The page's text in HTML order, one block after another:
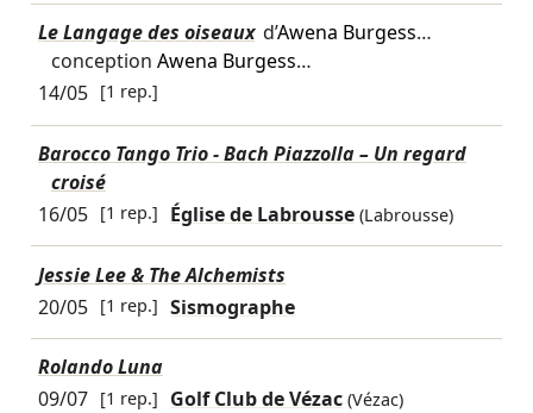
Le Langage des oiseaux d’Awena Burgess…
conception Awena Burgess…
14/05 [1 rep.]
Barocco Tango Trio - Bach Piazzolla – Un regard
croisé
16/05 [1 rep.] Église de Labrousse (Labrousse)
Jessie Lee & The Alchemists
20/05 [1 rep.] Sismographe
Rolando Luna
09/07 [1 rep.] Golf Club de Vézac (Vézac)